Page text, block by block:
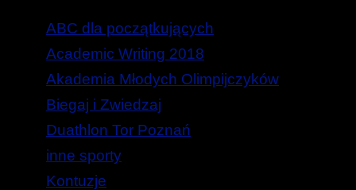
ABC dla początkujących
Academic Writing 2018
Akademia Młodych Olimpijczyków
Biegaj i Zwiedzaj
Duathlon Tor Poznań
inne sporty
Kontuzje